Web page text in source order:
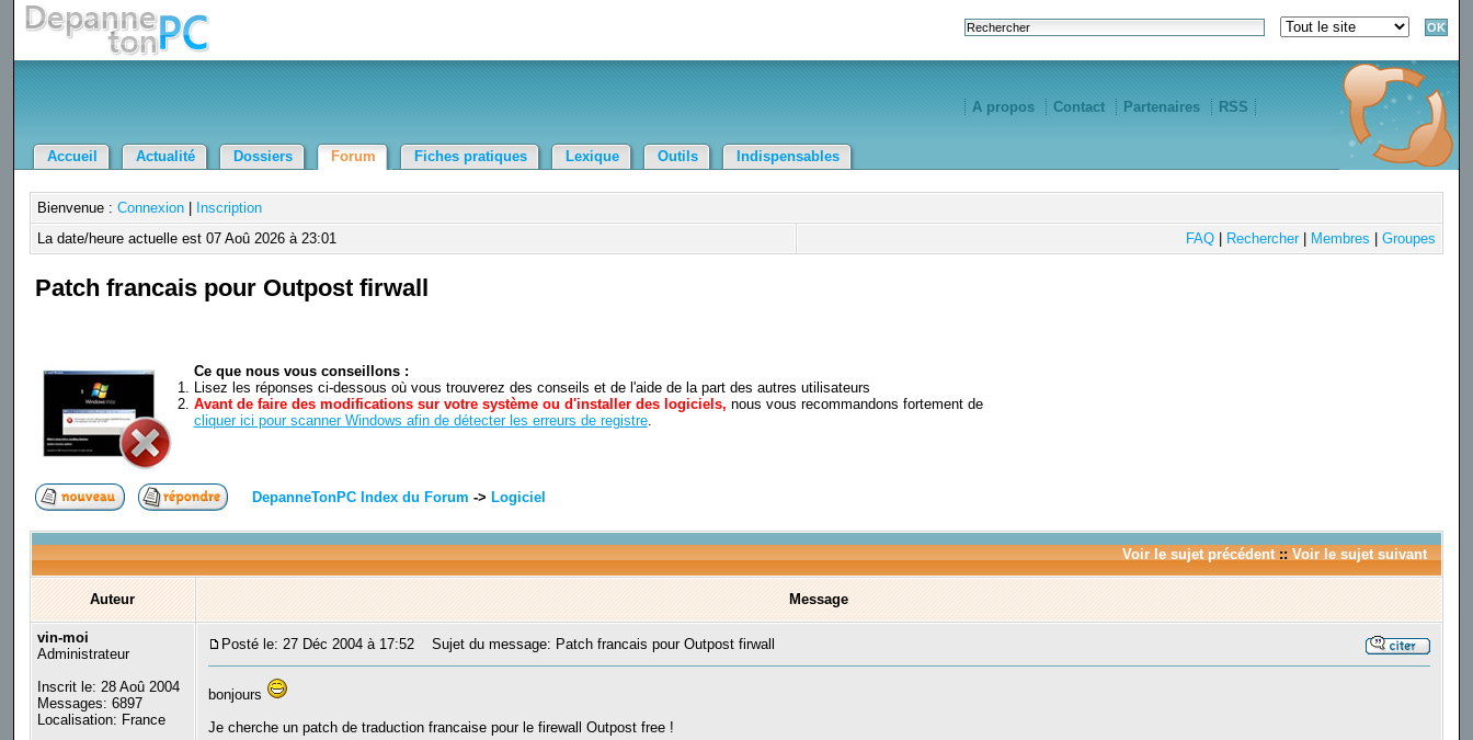
A propos Contact Partenaires RSS
Accueil Actualité Dossiers Forum Fiches pratiques Lexique Outils Indispensables
Bienvenue : Connexion|
Inscription
La date/heure actuelle est 07 Aoû 2026 à 23:01
FAQ| Rechercher| Membres Groupes
Patch francais pour Outpost firwall
Ce que nous vous conseillons :
Lisez les réponses ci-dessous où vous trouverez des conseils et de l'aide de la part des autres utilisateurs
Avant de faire des modifications sur votre système ou d'installer des logiciels, nous vous recommandons fortement de
cliquer ici pour scanner Windows afin de détecter les erreurs de registre.
DepanneTonPC Index du Forum -> Logiciel
Voir le sujet précédent:: Voir le sujet suivant
Auteur Message
vin-moi
Administrateur
Inscrit le: 28 Aoû 2004
Messages: 6897
Localisation: France
Posté le: 27 Déc 2004 à 17:52 Sujet du message: Patch francais pour Outpost firwall
bonjours
Je cherche un patch de traduction francaise pour le firewall Outpost free !